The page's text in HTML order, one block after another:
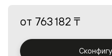
а большой выбор вставок
решения в интерьере и
от 763 182 ₸